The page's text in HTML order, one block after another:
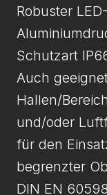
Robuster
Schutzart
Auch
Hallen/
und/oder
für den
begrenzter
DIN EN